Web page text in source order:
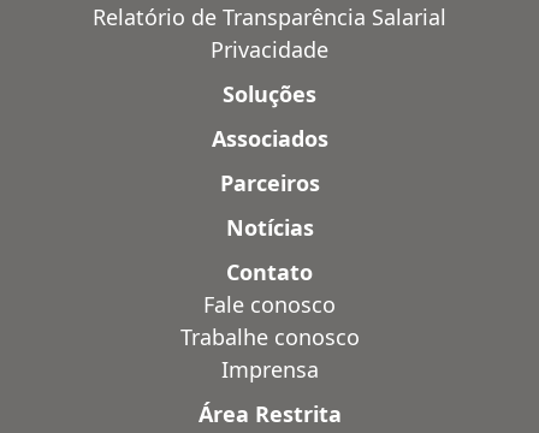
Relatório de Transparência Salarial
Privacidade
Soluções
Associados
Parceiros
Notícias
Contato
Fale conosco
Trabalhe conosco
Imprensa
Área Restrita